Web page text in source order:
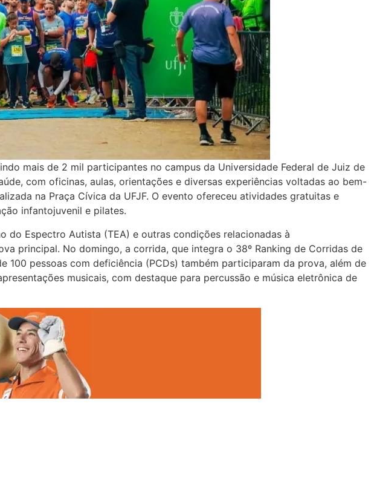
mais de 2 mil participantes no campus da Universidade Federal de Juiz de
com oficinas, aulas, orientações e diversas experiências voltadas ao bem-
na Praça Cívica da UFJF. O evento ofereceu atividades gratuitas e
infantojuvenil e pilates.
Espectro Autista (TEA) e outras condições relacionadas à
principal. No domingo, a corrida, que integra o 38º Ranking de Corridas de
100 pessoas com deficiência (PCDs) também participaram da prova, além de
musicais, com destaque para percussão e música eletrônica de